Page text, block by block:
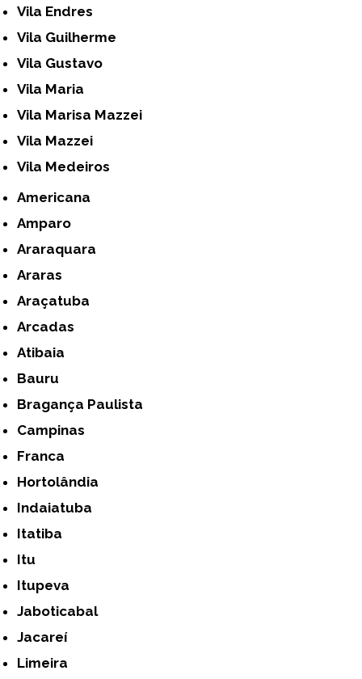
Vila Endres
Vila Guilherme
Vila Gustavo
Vila Maria
Vila Marisa Mazzei
Vila Mazzei
Vila Medeiros
Americana
Amparo
Araraquara
Araras
Araçatuba
Arcadas
Atibaia
Bauru
Bragança Paulista
Campinas
Franca
Hortolândia
Indaiatuba
Itatiba
Itu
Itupeva
Jaboticabal
Jacareí
Limeira